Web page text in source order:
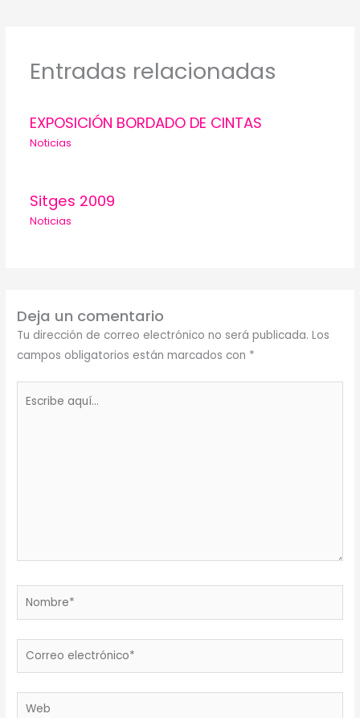
Entradas relacionadas
EXPOSICIÓN BORDADO DE CINTAS
Noticias
Sitges 2009
Noticias
Deja un comentario
Tu dirección de correo electrónico no será publicada. Los
campos obligatorios están marcados con *
Nombre*
Correo
Web